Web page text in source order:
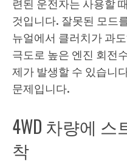
련된 운전자는 사용할
것입니다. 잘못된 모드
뉴얼에서 클러치가 과
극도로 높은 엔진 회전
제가 발생할 수 있습니
문제입니다.
4WD 차량에
착